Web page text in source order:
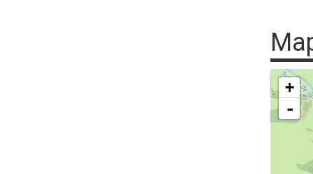
+
-